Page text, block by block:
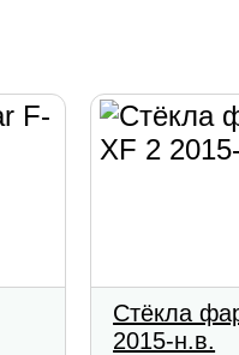
Стёкла
2015-н.в.